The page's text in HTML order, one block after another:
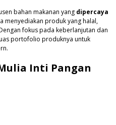
bahan makanan yang dipercaya
menyediakan produk yang halal,
fokus pada keberlanjutan dan
portofolio produknya untuk
Inti Pangan